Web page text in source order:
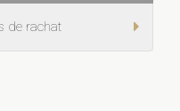
de rachat